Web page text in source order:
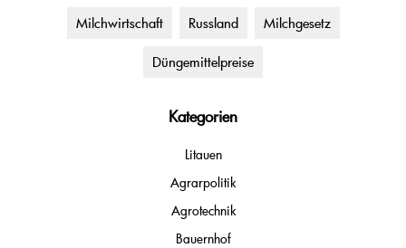
Milchwirtschaft Russland Milchgesetz
Düngemittelpreise
Kategorien
Litauen
Agrarpolitik
Agrotechnik
Bauernhof